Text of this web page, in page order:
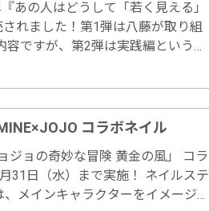
あの人はどうして「若く見える」
れました！第1弾は八藤が取り組
ですが、第2弾は実践編というこ
アスタイル、体感トレーニングな
コラボネイル
ジョの奇妙な冒険 黄金の風」 コラ
31日（水）まで実施！ ネイルステ
メインキャラクターをイメージし